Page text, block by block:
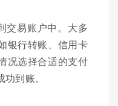
交易账户中。大多
银行转账、信用卡
况选择合适的支付
到账。